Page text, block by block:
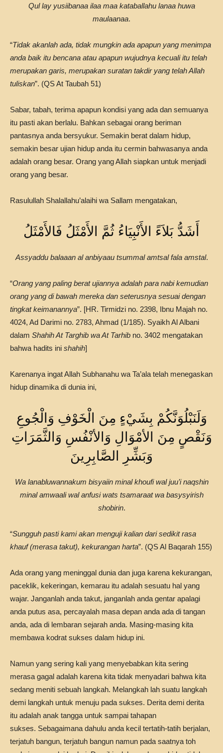
Qul lay yusiibanaa ilaa maa kataballahu lanaa huwa
maulaanaa.
“Tidak akanlah ada, tidak mungkin ada apapun yang menimpa
anda baik itu bencana atau apapun wujudnya kecuali itu telah
merupakan garis, merupakan suratan takdir yang telah Allah
tuliskan”. (QS At Taubah 51)
Sabar, tabah, terima apapun kondisi yang ada dan semuanya
itu pasti akan berlalu. Bahkan sebagai orang beriman
pantasnya anda bersyukur. Semakin berat dalam hidup,
semakin besar ujian hidup anda itu cermin bahwasanya anda
adalah orang besar. Orang yang Allah siapkan untuk menjadi
orang yang besar.
Rasulullah Shalallahu’alaihi wa Sallam mengatakan,
أَشَدُّ بَلاَءً الأَنْبِيَاءُ ثُمَّ الأَمْثَلُ فَالأَمْثَلُ
Assyaddu balaaan al anbiyaau tsummal amtsal fala amstal.
“Orang yang paling berat ujiannya adalah para nabi kemudian
orang yang di bawah mereka dan seterusnya sesuai dengan
tingkat keimanannya”. [HR. Tirmidzi no. 2398, Ibnu Majah no.
4024, Ad Darimi no. 2783, Ahmad (1/185). Syaikh Al Albani
dalam Shahih At Targhib wa At Tarhib no. 3402 mengatakan
bahwa hadits ini shahih]
Karenanya ingat Allah Subhanahu wa Ta’ala telah menegaskan
hidup dinamika di dunia ini,
وَلَنَبْلُوَنَّكُمْ بِشَيْءٍ مِنَ الْخَوْفِ وَالْجُوعِ
وَنَقْصٍ مِنَ الأمْوَالِ وَالأنْفُسِ وَالثَّمَرَاتِ
وَبَشِّرِ الصَّابِرِينَ
Wa lanabluwannakum bisyaiin minal khoufi wal juu’i naqshin
minal amwaali wal anfusi wats tsamaraat wa basysyirish
shobirin.
“Sungguh pasti kami akan menguji kalian dari sedikit rasa
khauf (merasa takut), kekurangan harta”. (QS Al Baqarah 155)
Ada orang yang meninggal dunia dan juga karena kekurangan,
paceklik, kekeringan, kemarau itu adalah sesuatu hal yang
wajar. Janganlah anda takut, janganlah anda gentar apalagi
anda putus asa, percayalah masa depan anda ada di tangan
anda, ada di lembaran sejarah anda. Masing-masing kita
membawa kodrat sukses dalam hidup ini.
Namun yang sering kali yang menyebabkan kita sering
merasa gagal adalah karena kita tidak menyadari bahwa kita
sedang meniti sebuah langkah. Melangkah lah suatu langkah
demi langkah untuk menuju pada sukses. Derita demi derita
itu adalah anak tangga untuk sampai tahapan
sukses. Sebagaimana dahulu anda kecil tertatih-tatih berjalan,
terjatuh bangun, terjatuh bangun namun pada saatnya toh